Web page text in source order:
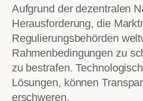
Aufgrund der dezentralen
Herausforderung, die
Regulierungsbehörden
Rahmenbedingungen zu
zu bestrafen.
Lösungen, können
erschweren.